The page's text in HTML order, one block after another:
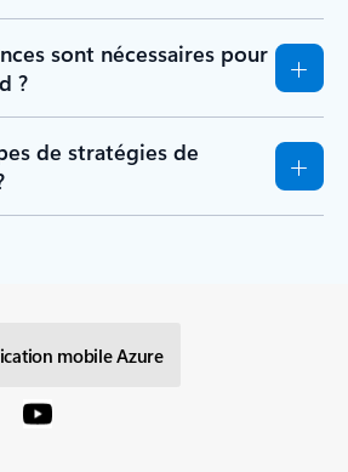
sont nécessaires pour
?
de stratégies de
mobile Azure